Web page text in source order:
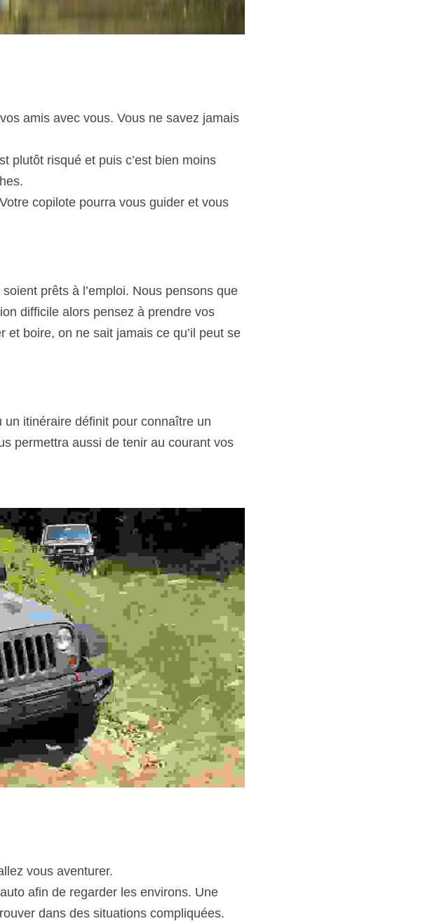
amis avec vous. Vous ne savez jamais
sur la route.
et puis c’est bien moins
balade à vos proches.
guider et vous
prêts à l’emploi. Nous pensons que
difficile alors pensez à prendre vos
et boire, on ne sait jamais ce qu’il peut se
itinéraire définit pour connaître un
permettra aussi de tenir au courant vos
vous allez vous aventurer.
afin de regarder les environs. Une
dans des situations compliquées.